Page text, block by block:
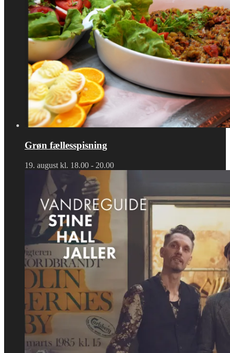
Grøn fællesspisning
19. august kl. 18.00 - 20.00